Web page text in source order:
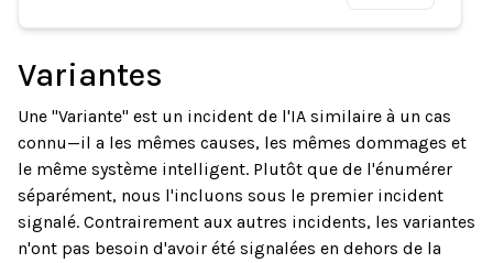
Variantes
Une "Variante" est un incident de l'IA similaire à un cas
connu—il a les mêmes causes, les mêmes dommages et
le même système intelligent. Plutôt que de l'énumérer
séparément, nous l'incluons sous le premier incident
signalé. Contrairement aux autres incidents, les variantes
n'ont pas besoin d'avoir été signalées en dehors de la